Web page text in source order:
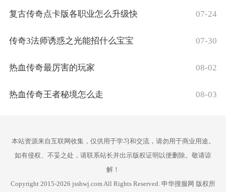
复古传奇点卡版各职业怎么升级快 07-24
传奇3法师诱惑之光能招什么宝宝 07-30
热血传奇最厉害的玩家 08-02
热血传奇王者秘境怎么走 08-03
本站资源来自互联网收集，仅供用于学习和交流，请勿用于商业用途。
如有侵权、不妥之处，请联系站长并出示版权证明以便删除。敬请谅
解！
Copyright 2015-2026 jsshwj.com All Rights Reserved. 申华搜服网 版权所